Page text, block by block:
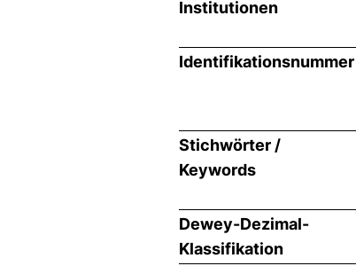
Institutionen
Identifikationsnummer
Stichwörter /
Keywords
Dewey-Dezimal-
Klassifikation